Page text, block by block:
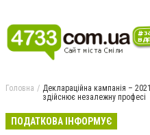
Головна
Деклараційна кампанія –
здійснює незалежну професі
ПОДАТКОВА ІНФОРМУЄ